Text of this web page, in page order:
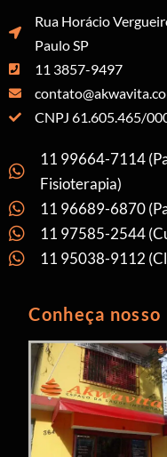
Rua Horácio
Paulo SP
11 3857-9497
CNPJ 61.605.465/
11 99664-7114
Fisioterapia)
11 96689-6870
11 97585-2544
11 95038-9112
Conheça nosso